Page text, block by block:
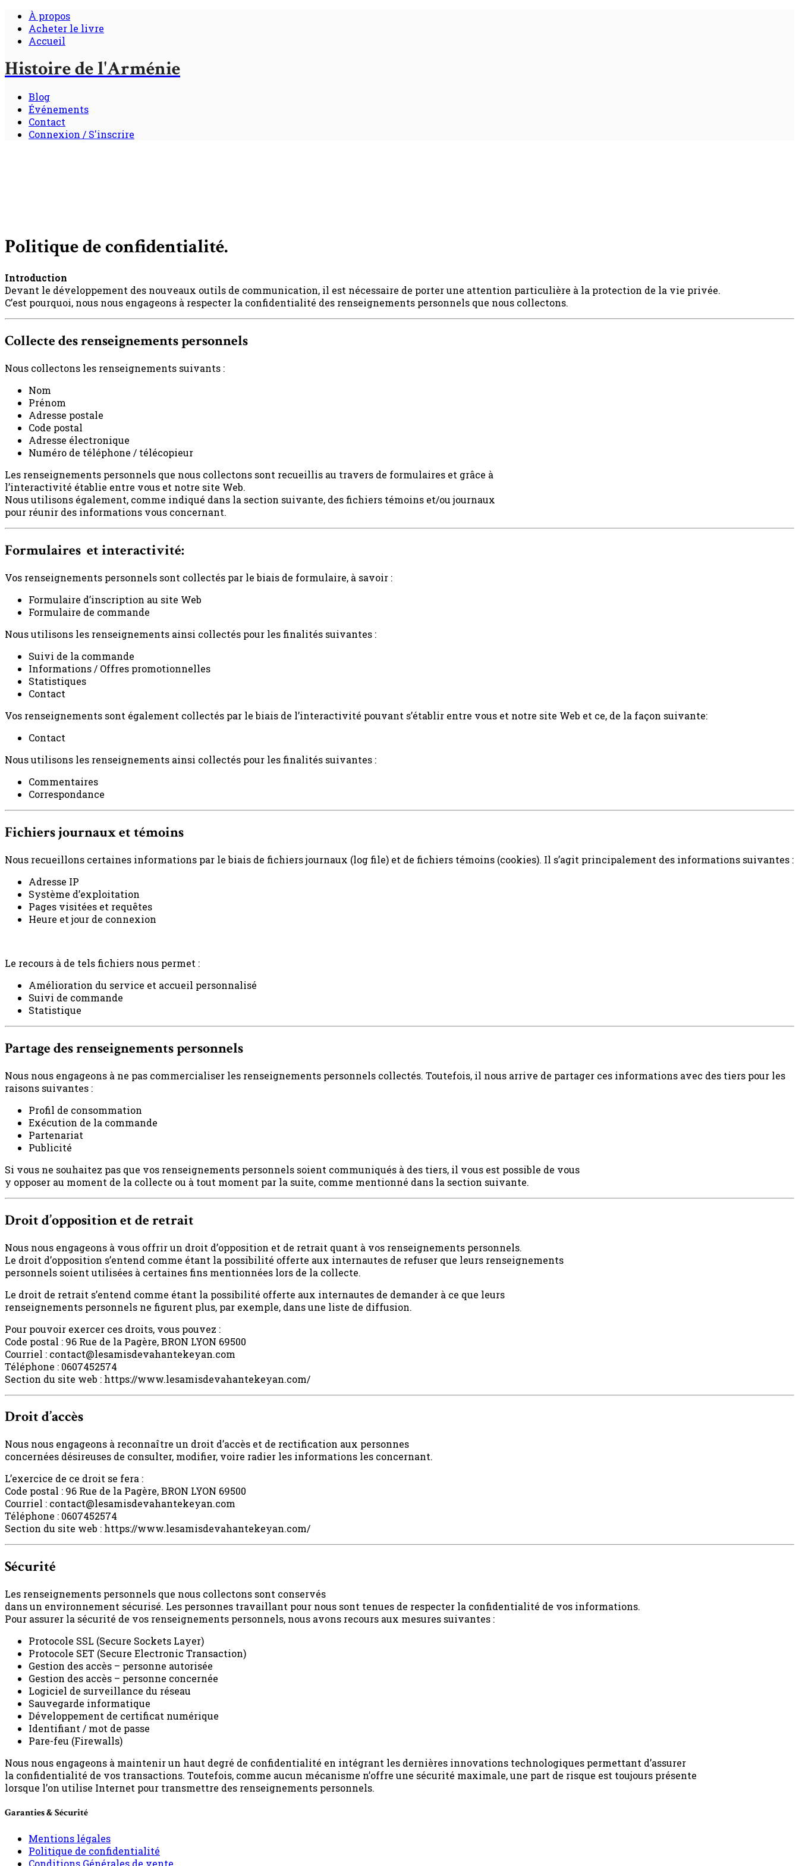
À propos
Acheter le livre
Accueil
Histoire de l'Arménie
Blog
Événements
Contact
Connexion / S'inscrire
Politique de confidentialité.
Introduction
Devant le développement des nouveaux outils de communication, il est nécessaire de porter une attention particulière à la protection de la vie privée.
C’est pourquoi, nous nous engageons à respecter la confidentialité des renseignements personnels que nous collectons.
Collecte des renseignements personnels
Nous collectons les renseignements suivants :
Nom
Prénom
Adresse postale
Code postal
Adresse électronique
Numéro de téléphone / télécopieur
Les renseignements personnels que nous collectons sont recueillis au travers de formulaires et grâce à
l’interactivité établie entre vous et notre site Web.
Nous utilisons également, comme indiqué dans la section suivante, des fichiers témoins et/ou journaux
pour réunir des informations vous concernant.
Formulaires et interactivité:
Vos renseignements personnels sont collectés par le biais de formulaire, à savoir :
Formulaire d’inscription au site Web
Formulaire de commande
Nous utilisons les renseignements ainsi collectés pour les finalités suivantes :
Suivi de la commande
Informations / Offres promotionnelles
Statistiques
Contact
Vos renseignements sont également collectés par le biais de l’interactivité pouvant s’établir entre vous et notre site Web et ce, de la façon suivante:
Contact
Nous utilisons les renseignements ainsi collectés pour les finalités suivantes :
Commentaires
Correspondance
Fichiers journaux et témoins
Nous recueillons certaines informations par le biais de fichiers journaux (log file) et de fichiers témoins (cookies). Il s’agit principalement des informations suivantes :
Adresse IP
Système d’exploitation
Pages visitées et requêtes
Heure et jour de connexion
Le recours à de tels fichiers nous permet :
Amélioration du service et accueil personnalisé
Suivi de commande
Statistique
Partage des renseignements personnels
Nous nous engageons à ne pas commercialiser les renseignements personnels collectés. Toutefois, il nous arrive de partager ces informations avec des tiers pour les
raisons suivantes :
Profil de consommation
Exécution de la commande
Partenariat
Publicité
Si vous ne souhaitez pas que vos renseignements personnels soient communiqués à des tiers, il vous est possible de vous
y opposer au moment de la collecte ou à tout moment par la suite, comme mentionné dans la section suivante.
Droit d’opposition et de retrait
Nous nous engageons à vous offrir un droit d’opposition et de retrait quant à vos renseignements personnels.
Le droit d’opposition s’entend comme étant la possibilité offerte aux internautes de refuser que leurs renseignements
personnels soient utilisées à certaines fins mentionnées lors de la collecte.
Le droit de retrait s’entend comme étant la possibilité offerte aux internautes de demander à ce que leurs
renseignements personnels ne figurent plus, par exemple, dans une liste de diffusion.
Pour pouvoir exercer ces droits, vous pouvez :
Code postal : 96 Rue de la Pagère, BRON LYON 69500
Courriel : contact@lesamisdevahantekeyan.com
Téléphone : 0607452574
Section du site web : https://www.lesamisdevahantekeyan.com/
Droit d’accès
Nous nous engageons à reconnaître un droit d’accès et de rectification aux personnes
concernées désireuses de consulter, modifier, voire radier les informations les concernant.
L’exercice de ce droit se fera :
Code postal : 96 Rue de la Pagère, BRON LYON 69500
Courriel : contact@lesamisdevahantekeyan.com
Téléphone : 0607452574
Section du site web : https://www.lesamisdevahantekeyan.com/
Sécurité
Les renseignements personnels que nous collectons sont conservés
dans un environnement sécurisé. Les personnes travaillant pour nous sont tenues de respecter la confidentialité de vos informations.
Pour assurer la sécurité de vos renseignements personnels, nous avons recours aux mesures suivantes :
Protocole SSL (Secure Sockets Layer)
Protocole SET (Secure Electronic Transaction)
Gestion des accès – personne autorisée
Gestion des accès – personne concernée
Logiciel de surveillance du réseau
Sauvegarde informatique
Développement de certificat numérique
Identifiant / mot de passe
Pare-feu (Firewalls)
Nous nous engageons à maintenir un haut degré de confidentialité en intégrant les dernières innovations technologiques permettant d’assurer
la confidentialité de vos transactions. Toutefois, comme aucun mécanisme n’offre une sécurité maximale, une part de risque est toujours présente
lorsque l’on utilise Internet pour transmettre des renseignements personnels.
Garanties & Sécurité
Mentions légales
Politique de confidentialité
Conditions Générales de vente